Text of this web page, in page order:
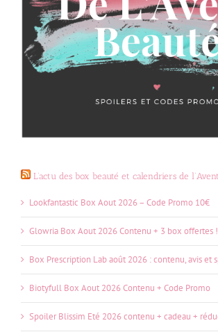
L’actu des box beauté et calendriers de l’Avent
Lookfantastic Box Aout 2026 – Code Promo 10€
Glowria Box Aout 2026 Contenu + 3 box offertes !
Box Prescription Lab août 2026 : contenu, avis et
Biotyfull Box Aout 2026 Contenu + Code Promo
Spoiler Blissim Eté 2026 contenu + cadeau +